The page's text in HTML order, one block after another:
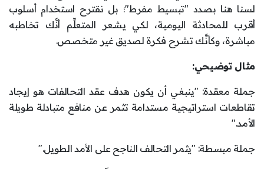
لسنا هنا بصدد "تبسيط مفرط"؛ بل نقترح استخدام أسلوب
أقرب للمحادثة اليومية، لكي يشعر المتعلِّم أنَّك تخاطبه
مباشرة، وكأنَّك تشرح فكرة لصديق غير متخصص.
مثال توضيحي:
جملة معقدة: "ينبغي أن يكون هدف عقد التحالفات هو إيجاد
تقاطعات استراتيجية مستدامة تثمر عن منافع متبادلة طويلة
الأمد."
جملة مبسطة: "يثمر التحالف الناجح على الأمد الطويل."